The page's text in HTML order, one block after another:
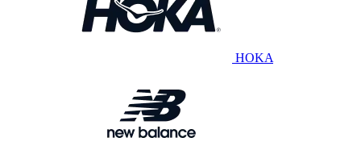
HOKA